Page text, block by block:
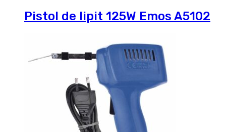
Pistol de lipit 125W Emos A5102